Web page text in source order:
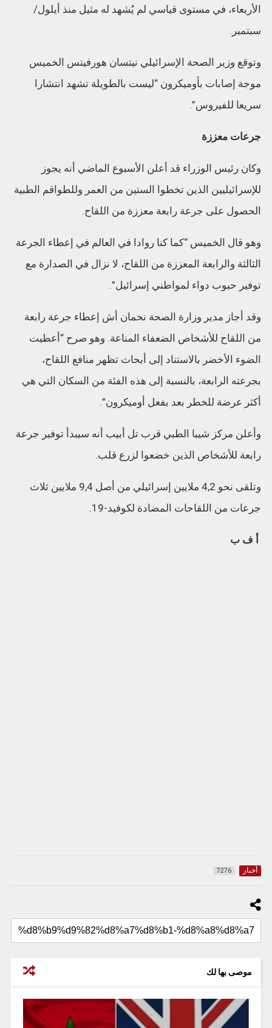
الأربعاء، في مستوى قياسي لم يُشهد له مثيل منذ أيلول/
سبتمبر.
وتوقع وزير الصحة الإسرائيلي نيتسان هورفيتس الخميس
موجة إصابات بأوميكرون “ليست بالطويلة تشهد انتشارا
سريعا للفيروس”.
جرعات معززة
وكان رئيس الوزراء قد أعلن الأسبوع الماضي أنه يجوز
للإسرائيليين الذين تخطوا الستين من العمر وللطواقم الطبية
الحصول على جرعة رابعة معززة من اللقاح.
وهو قال الخميس “كما كنا روادا في العالم في إعطاء الجرعة
الثالثة والرابعة المعززة من اللقاح، لا نزال في الصدارة مع
توفير حبوب دواء لمواطني إسرائيل”.
وقد أجاز مدير وزارة الصحة نحمان أش إعطاء جرعة رابعة
من اللقاح للأشخاص الضعفاء المناعة. وهو صرح “أعطيت
الضوء الأخضر بالاستناد إلى أبحاث تظهر منافع اللقاح،
بجرعته الرابعة، بالنسبة إلى هذه الفئة من السكان التي هي
أكثر عرضة للخطر بعد بفعل أوميكرون”.
وأعلن مركز شيبا الطبي قرب تل أبيب أنه سيبدأ توفير جرعة
رابعة للأشخاص الذين خضعوا لزرع قلب.
وتلقى نحو 4,2 ملايين إسرائيلي من أصل 9,4 ملايين ثلاث
جرعات من اللقاحات المضادة لكوفيد-19.
أ ف ب
أخبار 7276
موصى بها لك